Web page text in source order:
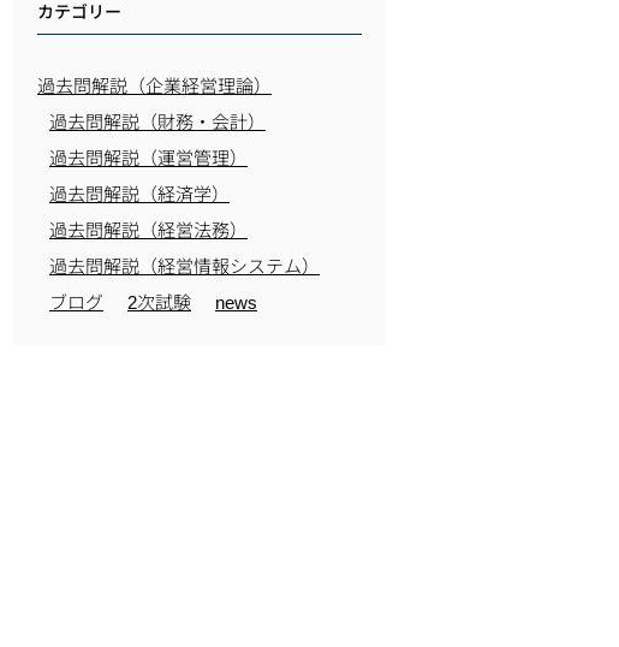
カテゴリー
過去問解説（企業経営理論）
過去問解説（財務・会計）
過去問解説（運営管理）
過去問解説（経済学）
過去問解説（経営法務）
過去問解説（経営情報システム）
ブログ
2次試験 news